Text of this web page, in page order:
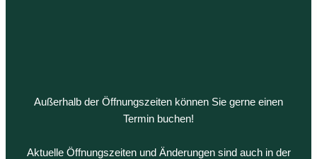
Außerhalb der Öffnungszeiten können Sie gerne einen
Termin buchen!
Aktuelle Öffnungszeiten und Änderungen sind auch in der